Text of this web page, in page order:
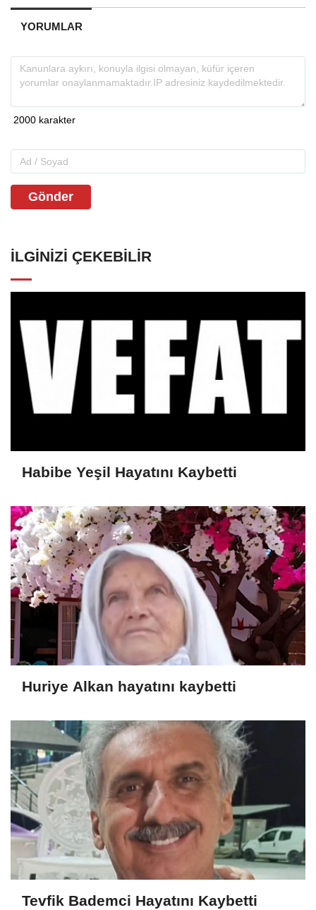
YORUMLAR
Gönder
İLGINIZI ÇEKEBILIR
Habibe Yeşil Hayatını Kaybetti
Huriye Alkan hayatını kaybetti
Tevfik Bademci Hayatını Kaybetti